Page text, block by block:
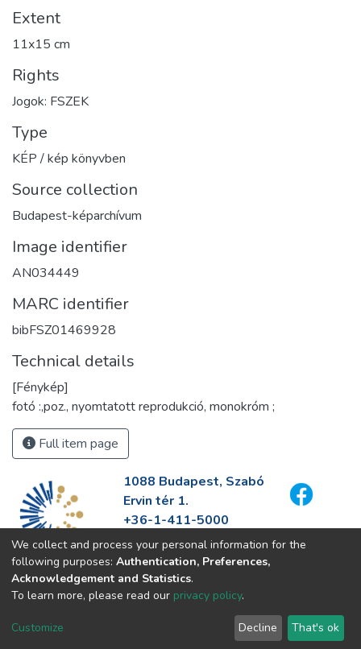
Extent
11x15 cm
Rights
Jogok: FSZEK
Type
KÉP / kép könyvben
Source collection
Budapest-képarchívum
Image identifier
AN034449
MARC identifier
bibFSZ01469928
Technical details
[Fénykép]
fotó :,poz., nyomtatott reprodukció, monokróm ;
Full item page
1088 Budapest, Szabó
Ervin tér 1.
+36-1-411-5000
info@fszek.hu
https://fszek.hu
We collect and process your personal information for the
following purposes: Authentication, Preferences,
Acknowledgement and Statistics.
To learn more, please read our privacy policy.
Customize Decline That's ok